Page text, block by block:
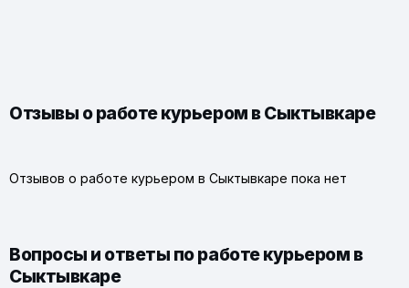
Отзывы о работе курьером в Сыктывкаре
Отзывов о работе курьером в Сыктывкаре пока нет
Вопросы и ответы по работе курьером в
Сыктывкаре